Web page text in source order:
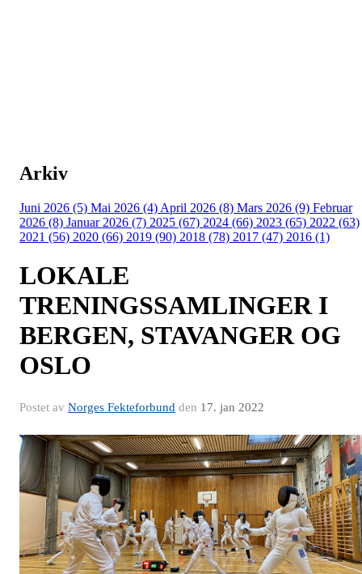
Arkiv
Juni 2026 (5) Mai 2026 (4) April 2026 (8) Mars 2026 (9) Februar
2026 (8) Januar 2026 (7) 2025 (67) 2024 (66) 2023 (65) 2022 (63)
2021 (56) 2020 (66) 2019 (90) 2018 (78) 2017 (47) 2016 (1)
LOKALE
TRENINGSSAMLINGER I
BERGEN, STAVANGER OG
OSLO
Postet av Norges Fekteforbund den 17. jan 2022